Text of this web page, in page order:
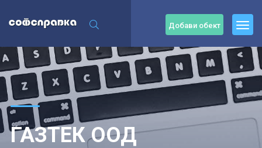
Добави обект
ГАЗТЕК ООД